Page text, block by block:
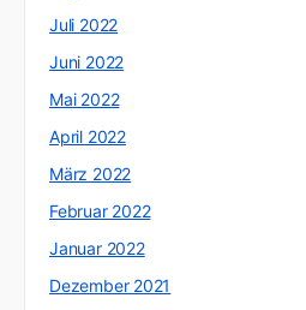
Juli 2022
Juni 2022
Mai 2022
April 2022
März 2022
Februar 2022
Januar 2022
Dezember 2021